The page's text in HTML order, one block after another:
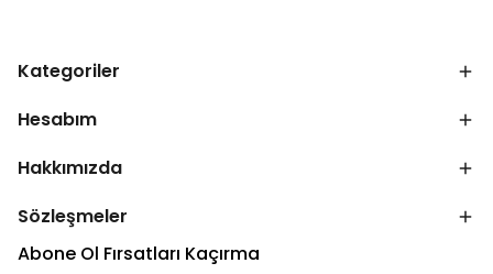
Kategoriler
Hesabım
Hakkımızda
Sözleşmeler
Abone Ol Fırsatları Kaçırma